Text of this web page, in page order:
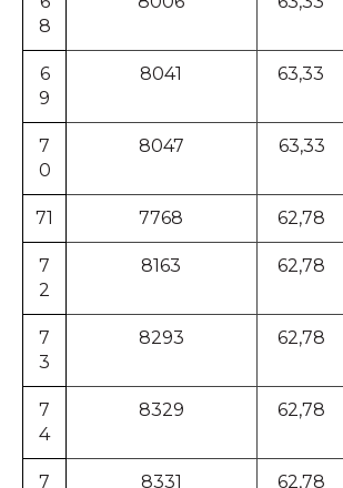
8
6
9
8041 63,33
7
0
8047 63,33
71 7768 62,78
7
2
8163 62,78
7
3
8293 62,78
7
4
8329 62,78
7
8331 62,78